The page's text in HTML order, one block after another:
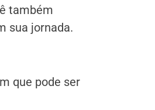
também
sua jornada.
que pode ser